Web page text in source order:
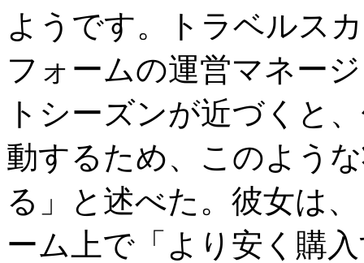
ようです。トラベルス
フォームの運営マネー
トシーズンが近づくと
動するため、このよう
る」と述べた。彼女は
ーム上で「より安く購